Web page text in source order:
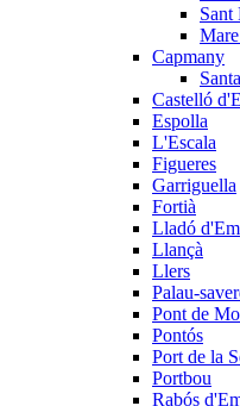
Sant
Capmany
Castelló
Espolla
L'Escala
Figueres
Garriguella
Fortià
Lladó
Llançà
Llers
Palau-
Pont de
Pontós
Port de la
Portbou
Rabós